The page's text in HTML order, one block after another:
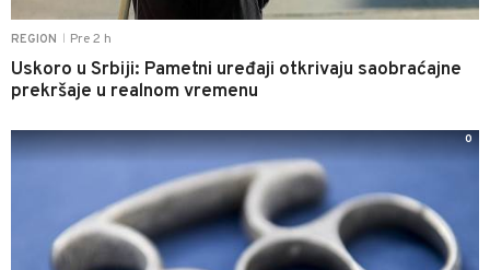
REGION Pre 2 h
Uskoro u Srbiji: Pametni uređaji otkrivaju saobraćajne
prekršaje u realnom vremenu
0